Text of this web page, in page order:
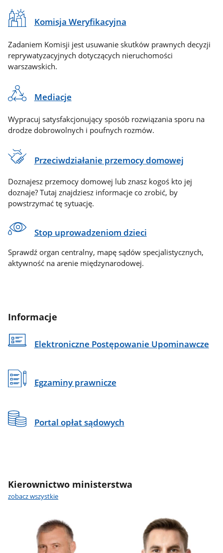
Komisja Weryfikacyjna
Zadaniem Komisji jest usuwanie skutków prawnych decyzji
reprywatyzacyjnych dotyczących nieruchomości
warszawskich.
Mediacje
Wypracuj satysfakcjonujący sposób rozwiązania sporu na
drodze dobrowolnych i poufnych rozmów.
Przeciwdziałanie przemocy domowej
Doznajesz przemocy domowej lub znasz kogoś kto jej
doznaje? Tutaj znajdziesz informacje co zrobić, by
powstrzymać tę sytuację.
Stop uprowadzeniom dzieci
Sprawdź organ centralny, mapę sądów specjalistycznych,
aktywność na arenie międzynarodowej.
Informacje
Elektroniczne Postępowanie Upominawcze
Egzaminy prawnicze
Portal opłat sądowych
Kierownictwo ministerstwa
zobacz wszystkie